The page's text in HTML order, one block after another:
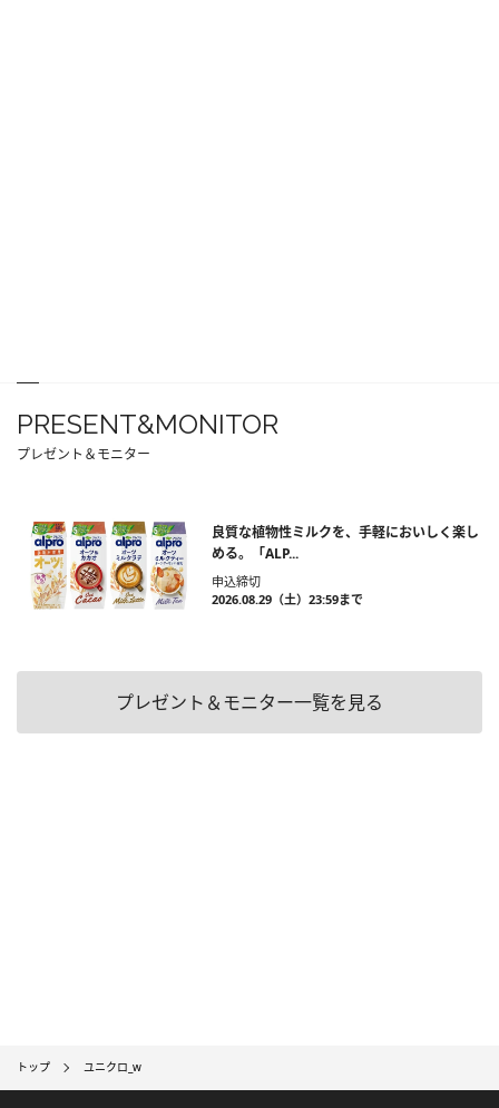
PRESENT&MONITOR
プレゼント＆モニター
良質な植物性ミルクを、手軽においしく楽し
める。「ALP...
申込締切
2026.08.29（土）23:59まで
プレゼント＆モニター一覧を見る
トップ ユニクロ_w